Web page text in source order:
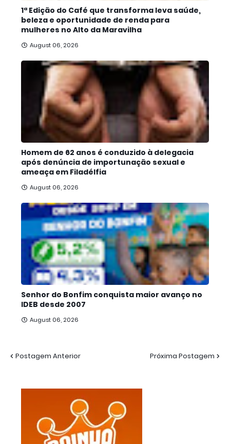
1ª Edição do Café que transforma leva saúde,
beleza e oportunidade de renda para
mulheres no Alto da Maravilha
August 06, 2026
Homem de 62 anos é conduzido à delegacia
após denúncia de importunação sexual e
ameaça em Filadélfia
August 06, 2026
Senhor do Bonfim conquista maior avanço no
IDEB desde 2007
August 06, 2026
Postagem Anterior Próxima Postagem